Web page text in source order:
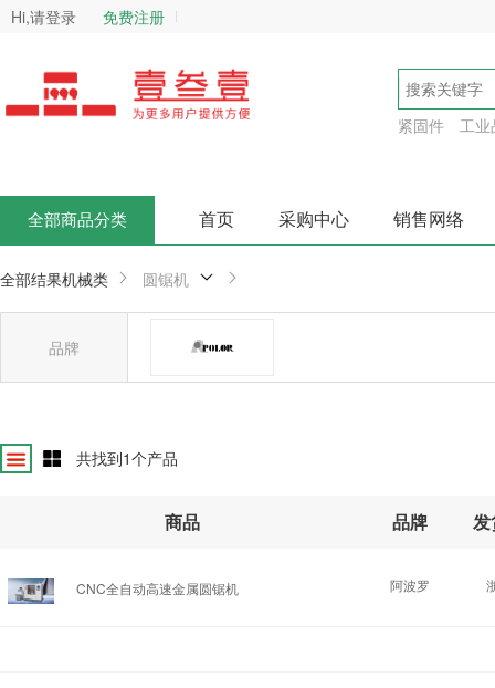
Hi,请登录 免费注册
紧固件 工业
全部商品分类 首页 采购中心 销售网络
全部结果机械类 圆锯机
品牌
阿波罗
共找到1个产品
商品 品牌 发
CNC全自动高速金属圆锯机 阿波罗